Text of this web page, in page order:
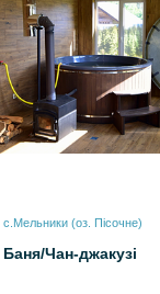
с.Мельники (оз. Пісочне)
Баня/Чан-джакузі